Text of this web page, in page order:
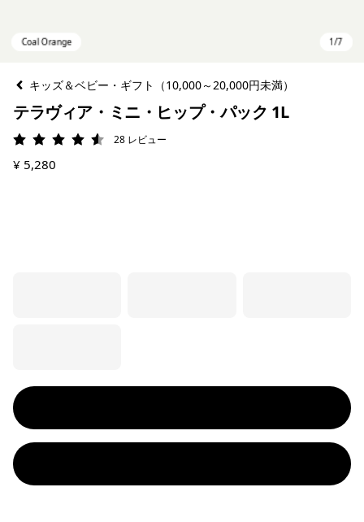
キッズ＆ベビー・ギフト（10,000～20,000円未満）
テラヴィア・ミニ・ヒップ・パック 1L
評価: 4.6 / 5
28 レビュー
¥ 5,280